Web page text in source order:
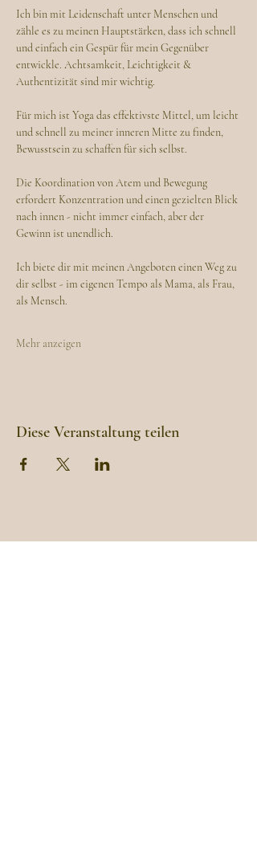
Ich bin mit Leidenschaft unter Menschen und
zähle es zu meinen Hauptstärken, dass ich schnell
und einfach ein Gespür für mein Gegenüber
entwickle. Achtsamkeit, Leichtigkeit &
Authentizität sind mir wichtig.
Für mich ist Yoga das effektivste Mittel, um leicht
und schnell zu meiner inneren Mitte zu finden,
Bewusstsein zu schaffen für sich selbst.
Die Koordination von Atem und Bewegung
erfordert Konzentration und einen gezielten Blick
nach innen - nicht immer einfach, aber der
Gewinn ist unendlich.
Ich biete dir mit meinen Angeboten einen Weg zu
dir selbst - im eigenen Tempo als Mama, als Frau,
als Mensch.
Mehr anzeigen
Diese Veranstaltung teilen